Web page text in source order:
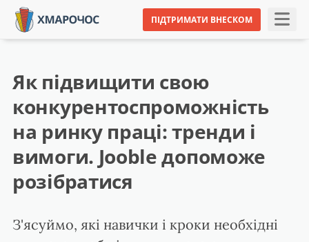
ПІДТРИМАТИ ВНЕСКОМ
Як підвищити свою
конкурентоспроможність
на ринку праці: тренди і
вимоги. Jooble допоможе
розібратися
З'ясуймо, які навички і кроки необхідні